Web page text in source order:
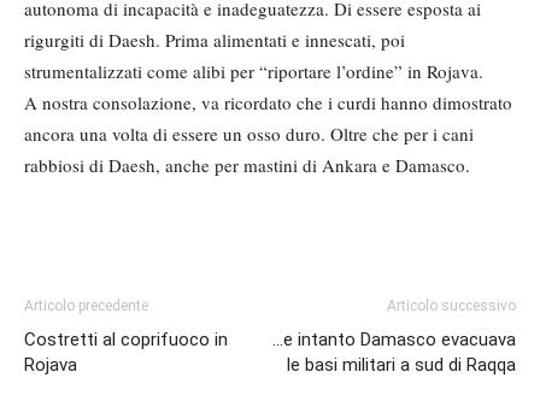
autonoma di incapacità e inadeguatezza. Di essere esposta ai
rigurgiti di Daesh. Prima alimentati e innescati, poi
strumentalizzati come alibi per “riportare l’ordine” in Rojava.
A nostra consolazione, va ricordato che i curdi hanno dimostrato
ancora una volta di essere un osso duro. Oltre che per i cani
rabbiosi di Daesh, anche per mastini di Ankara e Damasco.
Articolo precedente
Costretti al coprifuoco in
Rojava
Articolo successivo
…e intanto Damasco evacuava
le basi militari a sud di Raqqa